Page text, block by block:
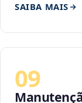
SAIBA MAIS
09